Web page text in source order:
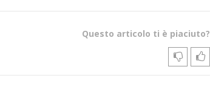
Questo articolo ti è piaciuto?